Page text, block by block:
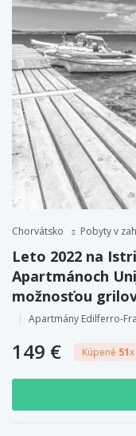
Chorvátsko Pobyty v
Leto 2022 na
Apartmánoch
možnosťou
Apartmány Edilferro-
149 € Kúpené 51x